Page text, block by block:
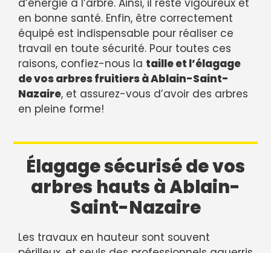
en bonne santé. Enfin, être correctement
équipé est indispensable pour réaliser ce
travail en toute sécurité. Pour toutes ces
raisons, confiez-nous la taille et l’élagage
de vos arbres fruitiers à Ablain-Saint-
Nazaire, et assurez-vous d’avoir des arbres
en pleine forme!
Élagage sécurisé de vos
arbres hauts à Ablain-
Saint-Nazaire
Les travaux en hauteur sont souvent